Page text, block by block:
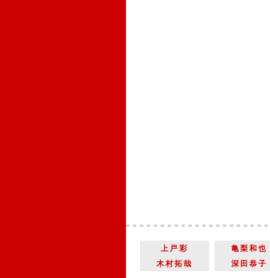
上戸彩 亀梨和也
木村拓哉
深田恭子